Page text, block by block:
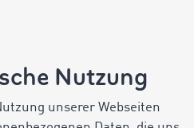
Nutzung
unserer Webseiten